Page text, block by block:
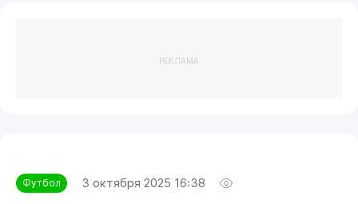
РЕКЛАМА
Футбол 3 октября 2025 16:38